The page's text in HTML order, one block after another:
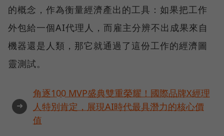
的概念，作為衡量經濟產出的工具：如果把工作
外包給一個AI代理人，而雇主分辨不出成果來自
機器還是人類，那它就通過了這份工作的經濟圖
靈測試。
➜
角逐100 MVP盛典雙重榮耀！國際品牌X經理
人特別肯定，展現AI時代最具潛力的核心價
值